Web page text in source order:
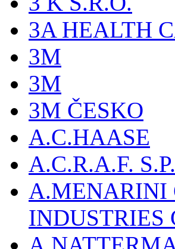
3A HEALTH
3M
3M
3M ČESKO
A.C.HAASE
A.C.R.A.F.
A.MENARINI
INDUSTRIES